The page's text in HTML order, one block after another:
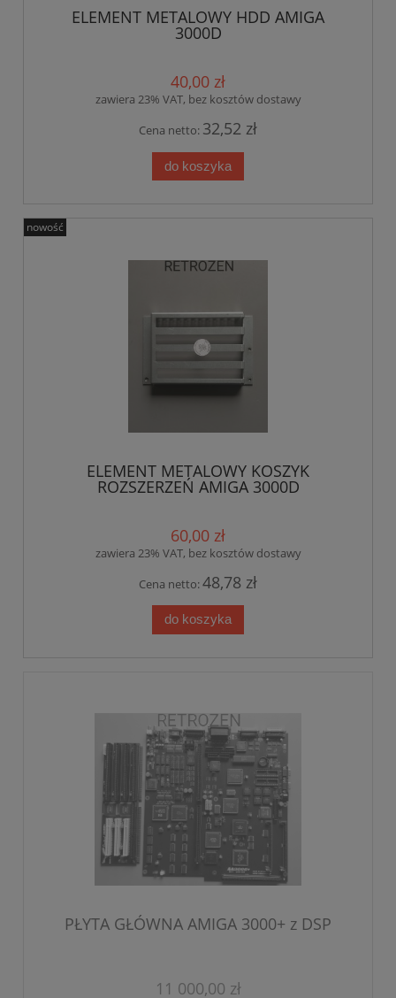
ELEMENT METALOWY HDD AMIGA
3000D
40,00 zł
zawiera 23% VAT, bez kosztów dostawy
Cena netto: 32,52 zł
do koszyka
ELEMENT METALOWY KOSZYK
ROZSZERZEŃ AMIGA 3000D
60,00 zł
zawiera 23% VAT, bez kosztów dostawy
Cena netto:48,78 zł
do koszyka
nowość
PŁYTA GŁÓWNA AMIGA 3000+ z DSP
11 000,00 zł